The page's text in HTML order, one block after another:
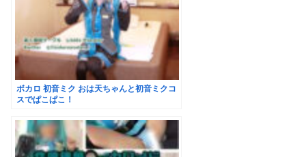
ボカロ 初音ミク おは天ちゃんと初音ミクコ
スでぱこぱこ！